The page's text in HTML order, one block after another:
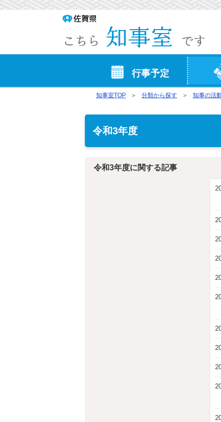
行事予定
知事室TOP 分類から探す 知事の活
令和3年度
令和3年度に関する記事